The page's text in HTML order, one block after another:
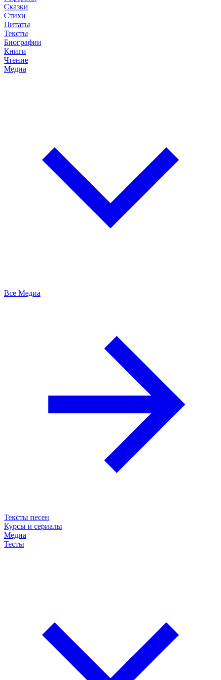
Сказки
Стихи
Цитаты
Тексты
Биографии
Книги
Чтение
Медиа
Все Медиа
Тексты песен
Курсы и сериалы
Медиа
Тесты